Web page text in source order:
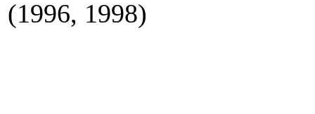
(1996, 1998)